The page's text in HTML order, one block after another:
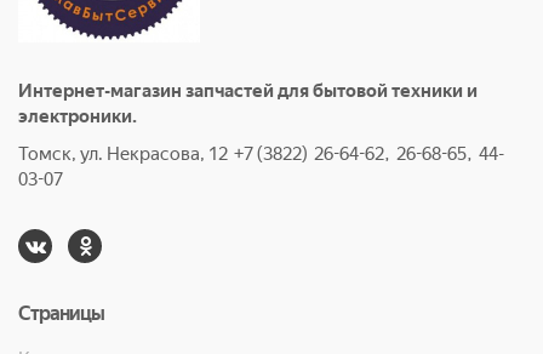
Интернет-магазин запчастей для бытовой техники и
электроники.
Томск, ул. Некрасова, 12 +7 (3822) 26-64-62, 26-68-65, 44-
03-07
Страницы